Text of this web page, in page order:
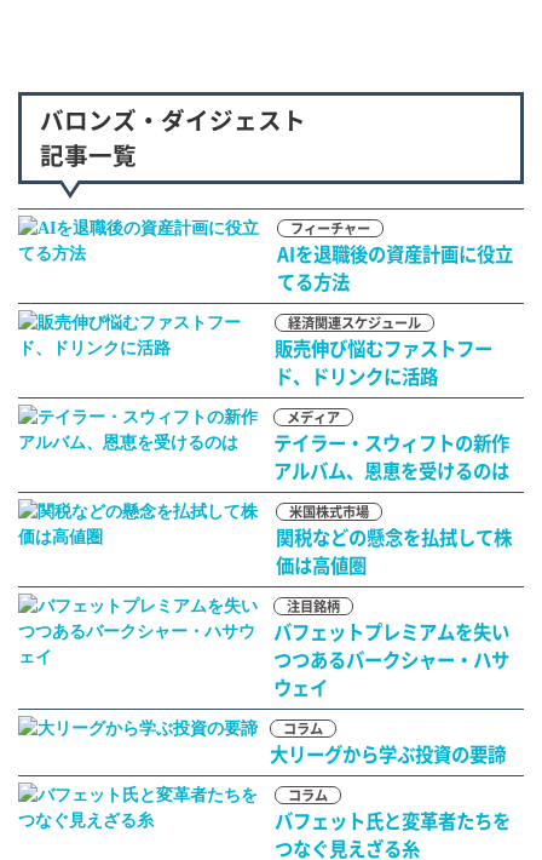
バロンズ・ダイジェスト
記事一覧
フィーチャー
AIを退職後の資産計画に役立
てる方法
経済関連スケジュール
販売伸び悩むファストフー
ド、ドリンクに活路
メディア
テイラー・スウィフトの新作
アルバム、恩恵を受けるのは
米国株式市場
関税などの懸念を払拭して株
価は高値圏
注目銘柄
バフェットプレミアムを失い
つつあるバークシャー・ハサ
ウェイ
コラム
大リーグから学ぶ投資の要諦
コラム
バフェット氏と変革者たちを
つなぐ見えざる糸